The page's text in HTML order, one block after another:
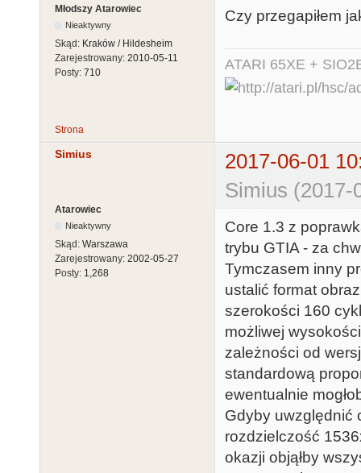
Młodszy Atarowiec
Nieaktywny
Skąd: Kraków / Hildesheim
Zarejestrowany: 2010-05-11
Posty: 710
Czy przegapiłem
ATARI 65XE +
Strona
Simius
2017-06-01
Simius (2017-
Atarowiec
Nieaktywny
Skąd: Warszawa
Zarejestrowany: 2002-05-27
Posty: 1,268
Core 1.3 z
trybu GTIA - za
Tymczasem inny
ustalić format
szerokości 160
możliwej
zależności od
standardową
ewentualnie
Gdyby uwzględnić
rozdzielczość
okazji objąłby